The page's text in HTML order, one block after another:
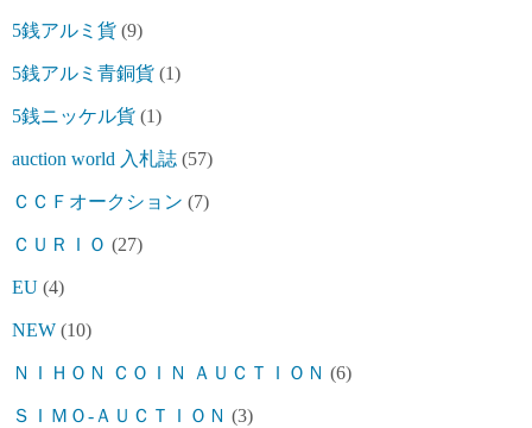
5銭アルミ貨 (9)
5銭アルミ青銅貨 (1)
5銭ニッケル貨 (1)
auction world 入札誌 (57)
ＣＣＦオークション (7)
ＣＵＲＩＯ (27)
EU (4)
NEW (10)
ＮＩＨＯＮ ＣＯＩＮ ＡＵＣＴＩＯＮ (6)
ＳＩＭＯ-ＡＵＣＴＩＯＮ (3)